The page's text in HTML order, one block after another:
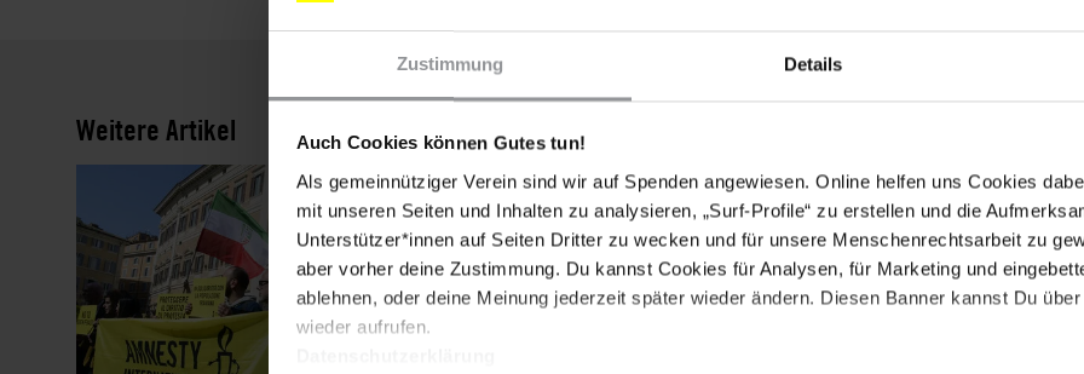
Zustimmung Details
Auch Cookies können Gutes tun!
Als gemeinnütziger Verein sind wir auf Spenden angewiesen. Online helfen uns Cookies
mit unseren Seiten und Inhalten zu analysieren, „Surf-Profile“ zu erstellen und die
Unterstützer*innen auf Seiten Dritter zu wecken und für unsere Menschenrechtsarbeit zu
aber vorher deine Zustimmung. Du kannst Cookies für Analysen, für Marketing und
ablehnen, oder deine Meinung jederzeit später wieder ändern. Diesen Banner kannst Du
wieder aufrufen.
Weitere Artikel